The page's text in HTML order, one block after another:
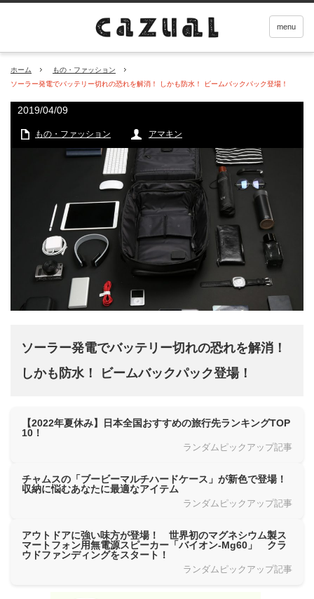
menu
ホーム
もの・ファッション
ソーラー発電でバッテリー切れの恐れを解消！ しかも防水！ ビームバックパック登場！
2019/04/09
もの・ファッション アマキン
ソーラー発電でバッテリー切れの恐れを解消！
しかも防水！ ビームバックパック登場！
【2022年夏休み】日本全国おすすめの旅行先ランキングTOP
10！
ランダムピックアップ記事
チャムスの「ブービーマルチハードケース」が新色で登場！
収納に悩むあなたに最適なアイテム
ランダムピックアップ記事
アウトドアに強い味方が登場！ 世界初のマグネシウム製ス
マートフォン用無電源スピーカー「バイオン-Mg60」 クラ
ウドファンディングをスタート！
ランダムピックアップ記事